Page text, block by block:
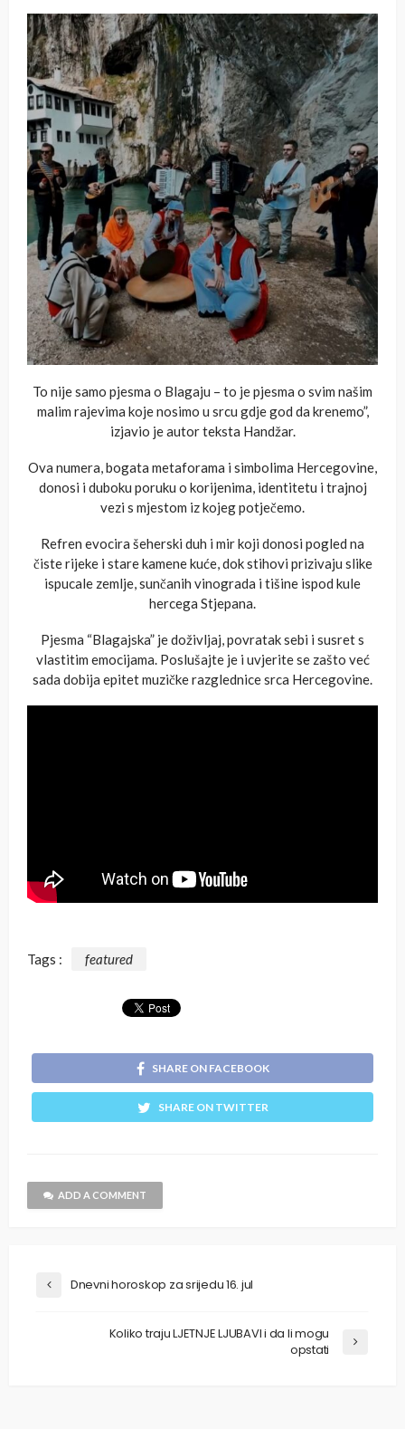
To nije samo pjesma o Blagaju – to je pjesma o svim našim
malim rajevima koje nosimo u srcu gdje god da krenemo”,
izjavio je autor teksta Handžar.
Ova numera, bogata metaforama i simbolima Hercegovine,
donosi i duboku poruku o korijenima, identitetu i trajnoj
vezi s mjestom iz kojeg potječemo.
Refren evocira šeherski duh i mir koji donosi pogled na
čiste rijeke i stare kamene kuće, dok stihovi prizivaju slike
ispucale zemlje, sunčanih vinograda i tišine ispod kule
hercega Stjepana.
Pjesma “Blagajska” je doživljaj, povratak sebi i susret s
vlastitim emocijama. Poslušajte je i uvjerite se zašto već
sada dobija epitet muzičke razglednice srca Hercegovine.
Tags : featured
SHARE ON FACEBOOK
SHARE ON TWITTER
ADD A COMMENT
Dnevni horoskop za srijedu 16. jul
Koliko traju LJETNJE LJUBAVI i da li mogu
opstati